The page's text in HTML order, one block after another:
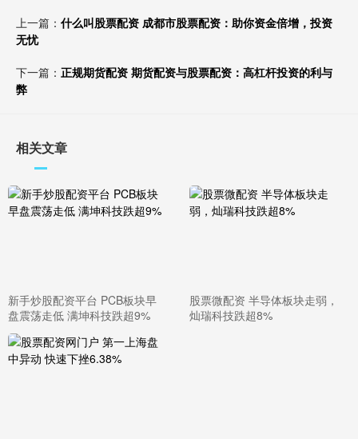
上一篇： 什么叫股票配资 成都市股票配资：助你资金倍增，投资
无忧
下一篇： 正规期货配资 期货配资与股票配资：高杠杆投资的利与
弊
相关文章
新手炒股配资平台 PCB板块早
盘震荡走低 满坤科技跌超9%
股票微配资 半导体板块走弱，
灿瑞科技跌超8%